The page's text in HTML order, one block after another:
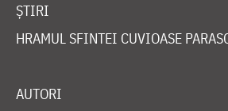
ȘTIRI
HRAMUL SFINTEI CUVIOASE
AUTORI